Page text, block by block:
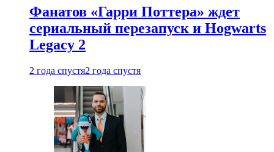
Фанатов «Гарри Поттера» ждет
сериальный перезапуск и Hogwarts
Legacy 2
2 года спустя2 года спустя